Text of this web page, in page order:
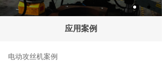
应用案例
电动攻丝机案例